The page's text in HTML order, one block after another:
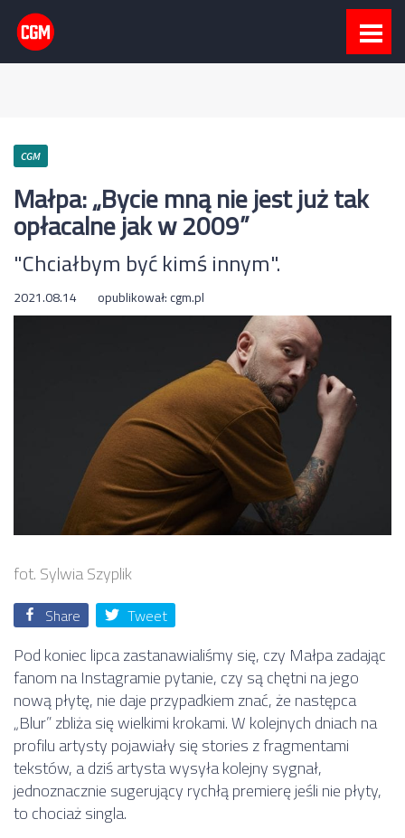
CGM
Małpa: „Bycie mną nie jest już tak
opłacalne jak w 2009”
"Chciałbym być kimś innym".
2021.08.14 opublikował:cgm.pl
fot. Sylwia Szyplik
Share Tweet
Pod koniec lipca zastanawialiśmy się, czy Małpa zadając
fanom na Instagramie pytanie, czy są chętni na jego
nową płytę, nie daje przypadkiem znać, że następca
„Blur” zbliża się wielkimi krokami. W kolejnych dniach na
profilu artysty pojawiały się stories z fragmentami
tekstów, a dziś artysta wysyła kolejny sygnał,
jednoznacznie sugerujący rychłą premierę jeśli nie płyty,
to chociaż singla.